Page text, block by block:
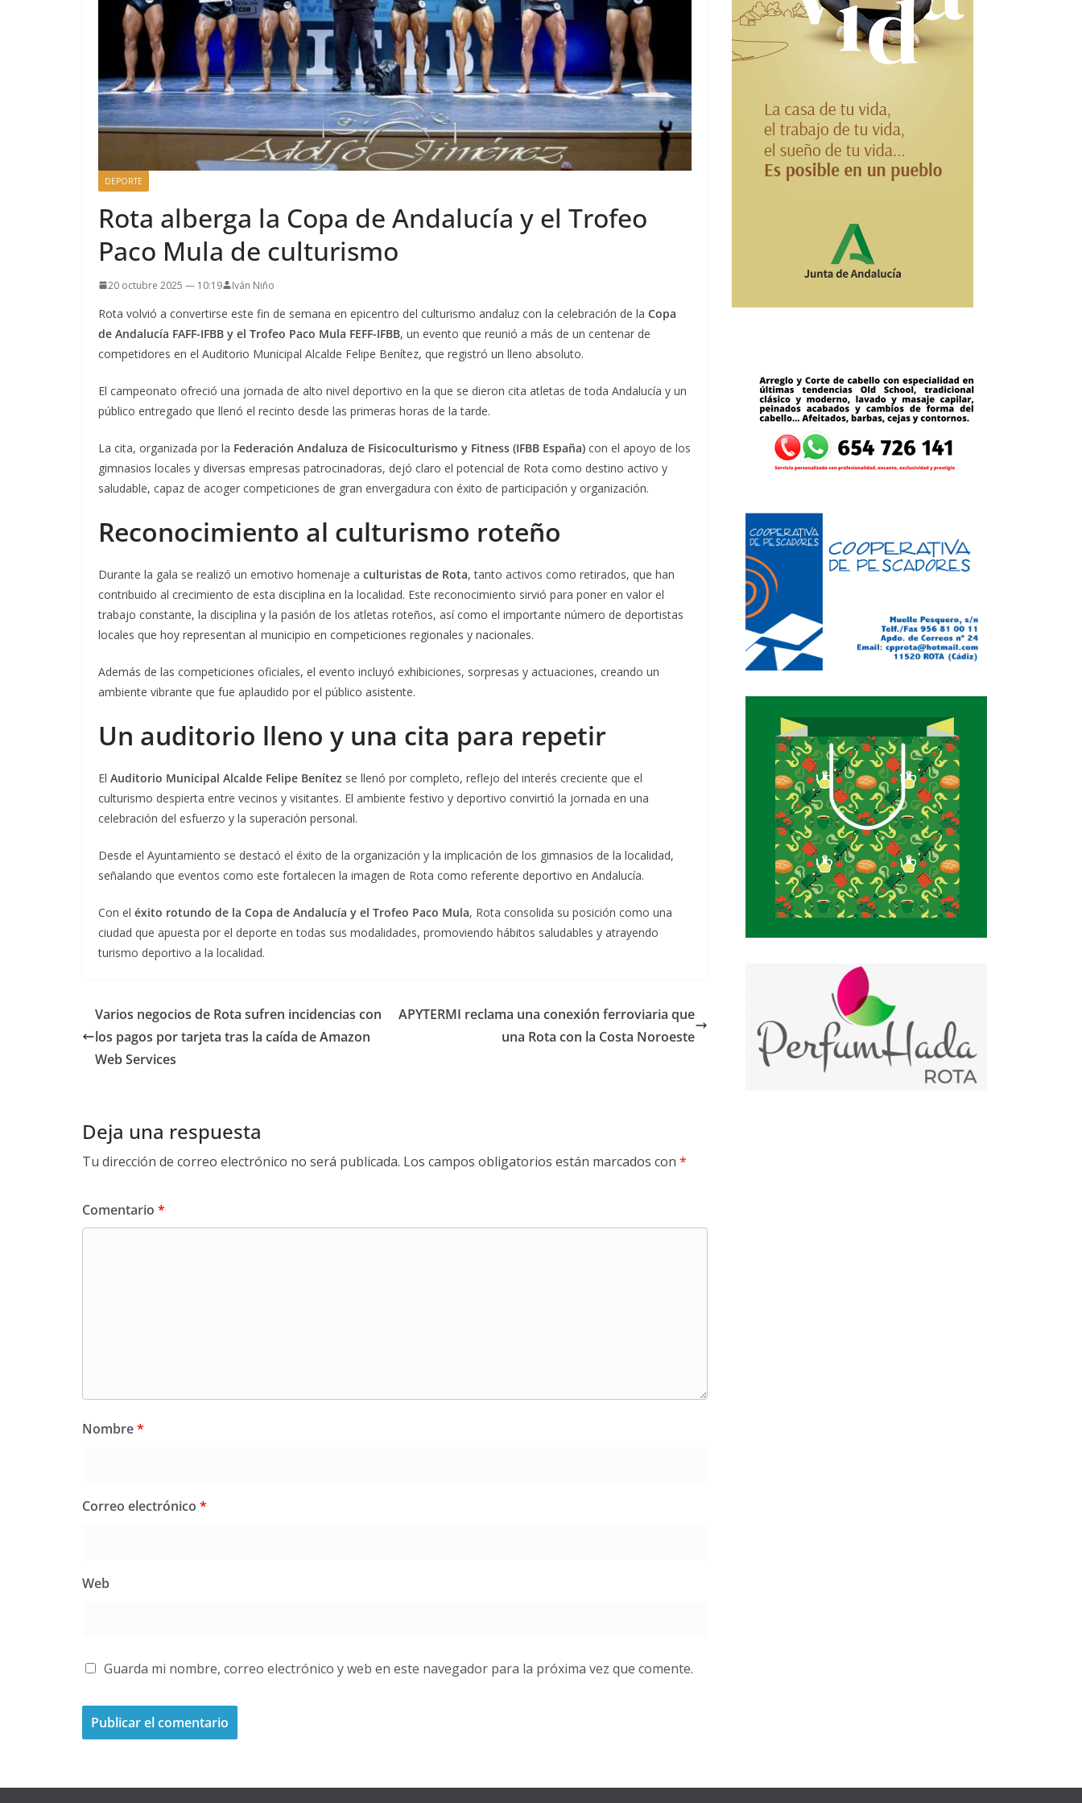
DEPORTE
Rota alberga la Copa de Andalucía y el Trofeo
Paco Mula de culturismo
20 octubre 2025 — 10:19 Iván Niño
Rota volvió a convertirse este fin de semana en epicentro del culturismo andaluz con la celebración de la Copa
de Andalucía FAFF-IFBB y el Trofeo Paco Mula FEFF-IFBB, un evento que reunió a más de un centenar de
competidores en el Auditorio Municipal Alcalde Felipe Benítez, que registró un lleno absoluto.
El campeonato ofreció una jornada de alto nivel deportivo en la que se dieron cita atletas de toda Andalucía y un
público entregado que llenó el recinto desde las primeras horas de la tarde.
La cita, organizada por la Federación Andaluza de Fisicoculturismo y Fitness (IFBB España) con el apoyo de los
gimnasios locales y diversas empresas patrocinadoras, dejó claro el potencial de Rota como destino activo y
saludable, capaz de acoger competiciones de gran envergadura con éxito de participación y organización.
Reconocimiento al culturismo roteño
Durante la gala se realizó un emotivo homenaje a culturistas de Rota, tanto activos como retirados, que han
contribuido al crecimiento de esta disciplina en la localidad. Este reconocimiento sirvió para poner en valor el
trabajo constante, la disciplina y la pasión de los atletas roteños, así como el importante número de deportistas
locales que hoy representan al municipio en competiciones regionales y nacionales.
Además de las competiciones oficiales, el evento incluyó exhibiciones, sorpresas y actuaciones, creando un
ambiente vibrante que fue aplaudido por el público asistente.
Un auditorio lleno y una cita para repetir
El Auditorio Municipal Alcalde Felipe Benítez se llenó por completo, reflejo del interés creciente que el
culturismo despierta entre vecinos y visitantes. El ambiente festivo y deportivo convirtió la jornada en una
celebración del esfuerzo y la superación personal.
Desde el Ayuntamiento se destacó el éxito de la organización y la implicación de los gimnasios de la localidad,
señalando que eventos como este fortalecen la imagen de Rota como referente deportivo en Andalucía.
Con el éxito rotundo de la Copa de Andalucía y el Trofeo Paco Mula, Rota consolida su posición como una
ciudad que apuesta por el deporte en todas sus modalidades, promoviendo hábitos saludables y atrayendo
turismo deportivo a la localidad.
Varios negocios de Rota sufren incidencias con
los pagos por tarjeta tras la caída de Amazon
Web Services
APYTERMI reclama una conexión ferroviaria que
una Rota con la Costa Noroeste
Deja una respuesta
Tu dirección de correo electrónico no será publicada. Los campos obligatorios están marcados con *
Comentario *
Nombre*
Correo electrónico *
Web
Guarda mi nombre, correo electrónico y web en este navegador para la próxima vez que comente.